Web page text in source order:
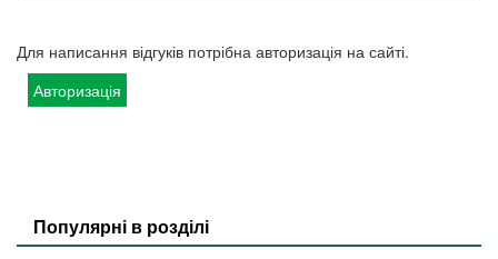
Для написання відгуків потрібна авторизація на сайті.
Авторизація
Популярні в розділі